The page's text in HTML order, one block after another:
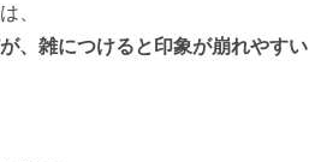
、
、雑につけると印象が崩れやすい